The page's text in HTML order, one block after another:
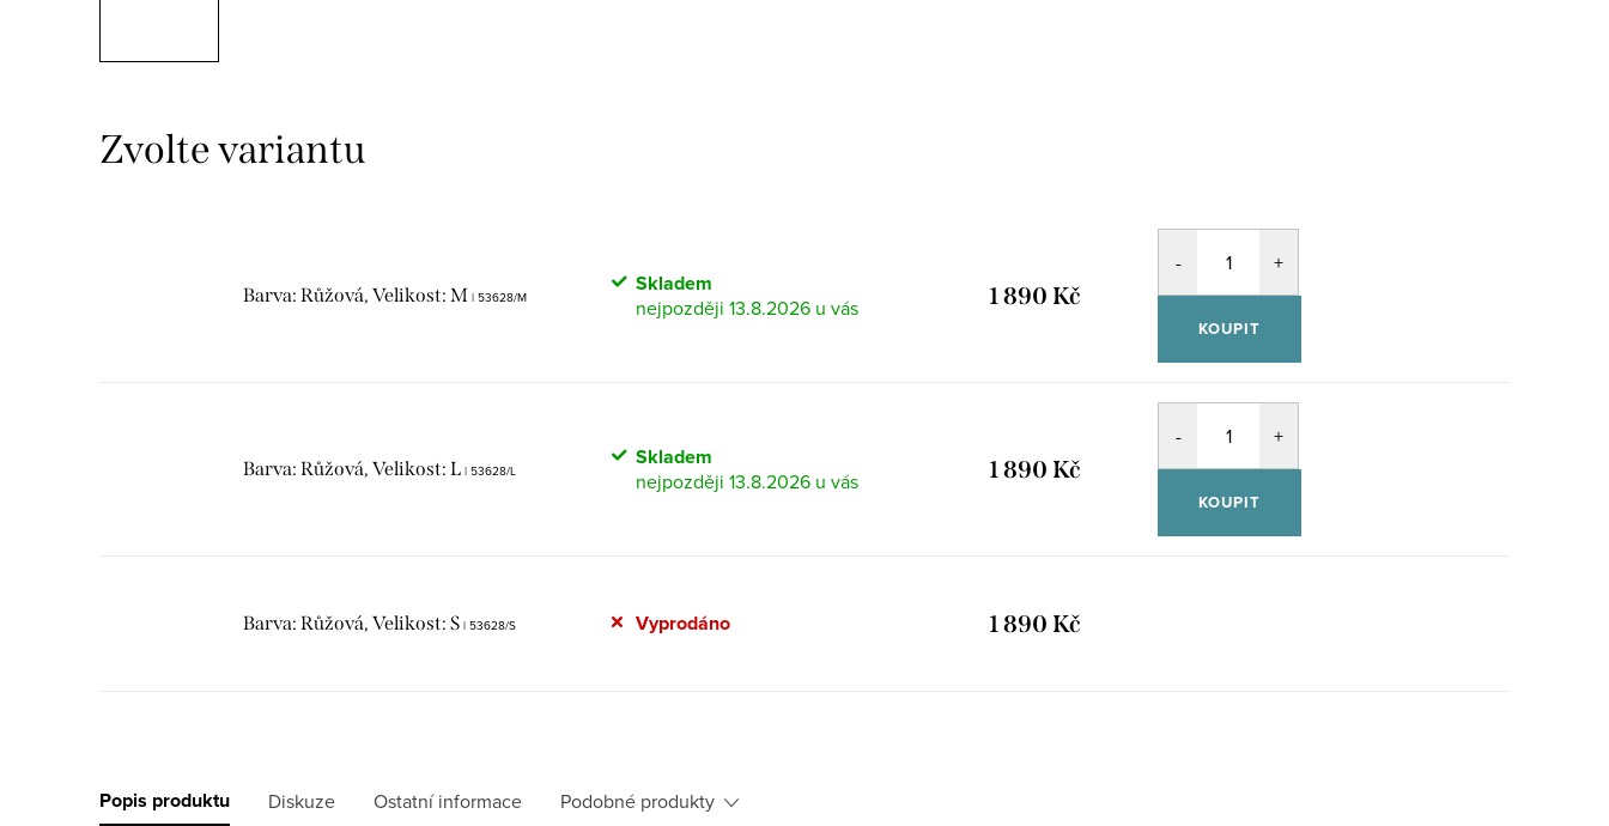
Barva: Růžová, Velikost: M | 53628/M Skladem
13.8.2026 1 890 Kč
KOUPIT
Barva: Růžová, Velikost: L | 53628/L Skladem
13.8.2026 1 890 Kč
KOUPIT
Barva: Růžová, Velikost: S | 53628/S Vyprodáno 1 890 Kč
Popis produktu Diskuze Ostatní informace Podobné produkty